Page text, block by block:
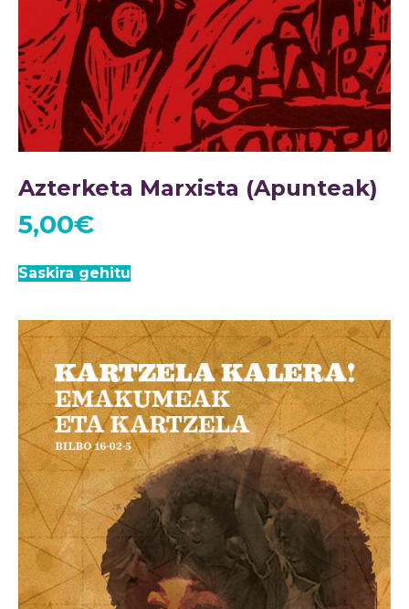
Azterketa Marxista (Apunteak)
5,00€
Saskira gehitu